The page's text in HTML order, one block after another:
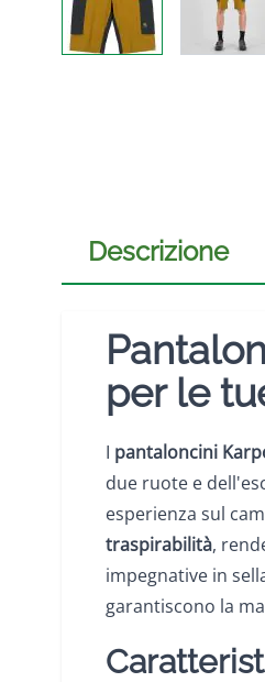
Descrizione
per le
I pantaloncini
due ruote e
esperienza sul
traspirabilità,
impegnative in
garantiscono la